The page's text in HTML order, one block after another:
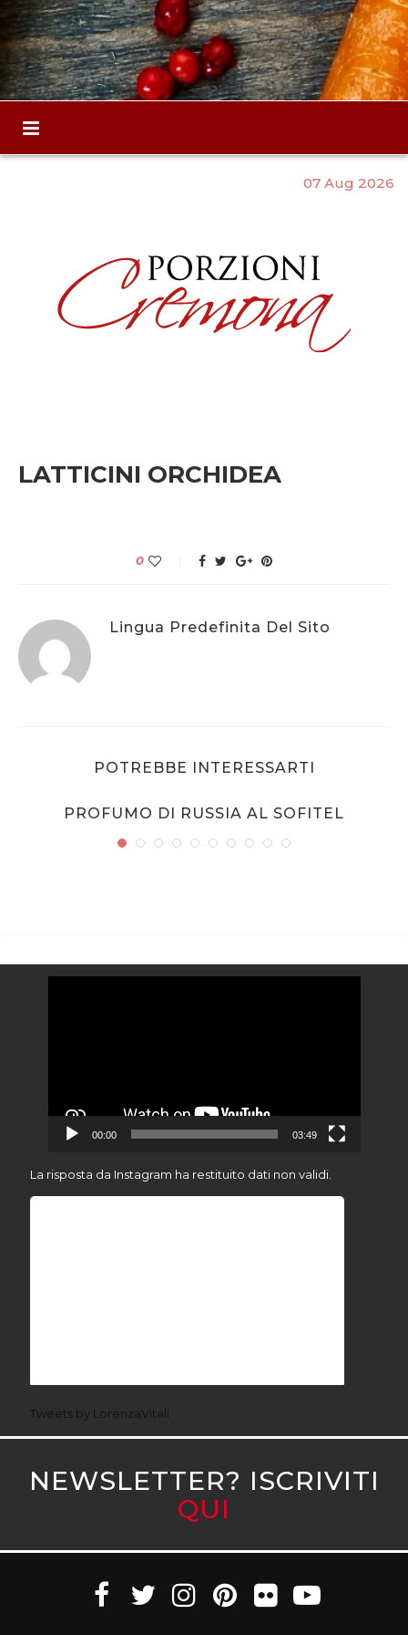
07 Aug 2026
LATTICINI ORCHIDEA
0
Lingua Predefinita Del Sito
POTREBBE INTERESSARTI
PROFUMO DI RUSSIA AL SOFITEL
00:00 03:49
La risposta da Instagram ha restituito dati non validi.
Tweets by LorenzaVitali
NEWSLETTER? ISCRIVITI
QUI